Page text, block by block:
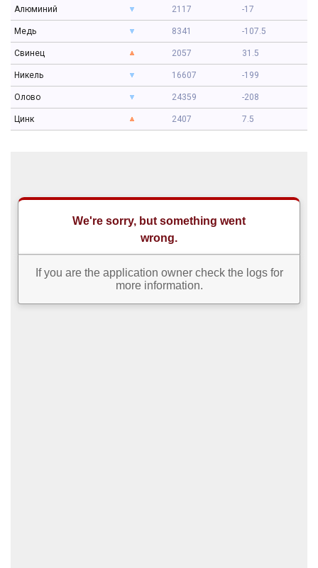
Алюминий 2117 -17
Медь 8341 -107.5
Свинец 2057 31.5
Никель 16607 -199
Олово 24359 -208
Цинк 2407 7.5